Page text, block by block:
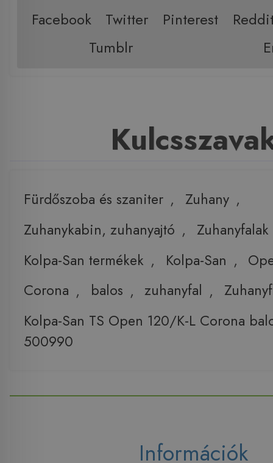
Facebook Twitter Pinterest
Tumblr
Fürdőszoba és szaniter , Zuhany ,
Zuhanykabin, zuhanyajtó ,
Zuhanyfalak
Kolpa-San termékek , Kolpa-San ,
Corona , balos , zuhanyfal ,
Kolpa-San TS Open 120/K-L Corona
500990
Információk